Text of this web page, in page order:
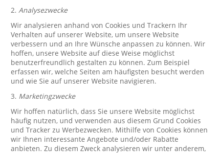
2.Analysezwecke
Wir analysieren anhand von Cookies und Trackern Ihr
Verhalten auf unserer Website, um unsere Website
verbessern und an Ihre Wünsche anpassen zu können. Wir
hoffen, unsere Website auf diese Weise möglichst
benutzerfreundlich gestalten zu können. Zum Beispiel
erfassen wir, welche Seiten am häufigsten besucht werden
und wie Sie auf unserer Website navigieren.
3. Marketingzwecke
Wir hoffen natürlich, dass Sie unsere Website möglichst
häufig nutzen, und verwenden aus diesem Grund Cookies
und Tracker zu Werbezwecken. Mithilfe von Cookies können
wir Ihnen interessante Angebote und/oder Rabatte
anbieten. Zu diesem Zweck analysieren wir unter anderem,